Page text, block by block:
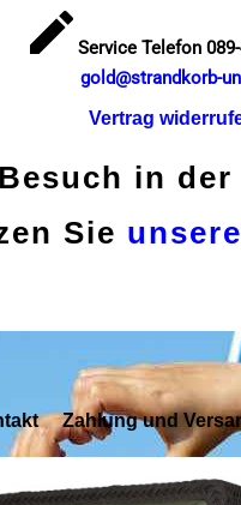
Service Telefon
gold@strandkorb-
Vertrag
in
Sie
Zahlung und